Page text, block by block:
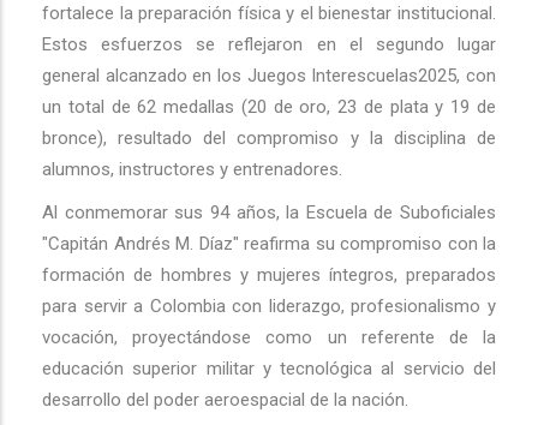
fortalece la preparación física y el bienestar institucional.
Estos esfuerzos se reflejaron en el segundo lugar
general alcanzado en los Juegos Interescuelas2025, con
un total de 62 medallas (20 de oro, 23 de plata y 19 de
bronce), resultado del compromiso y la disciplina de
alumnos, instructores y entrenadores.
Al conmemorar sus 94 años, la Escuela de Suboficiales
"Capitán Andrés M. Díaz" reafirma su compromiso con la
formación de hombres y mujeres íntegros, preparados
para servir a Colombia con liderazgo, profesionalismo y
vocación, proyectándose como un referente de la
educación superior militar y tecnológica al servicio del
desarrollo del poder aeroespacial de la nación.